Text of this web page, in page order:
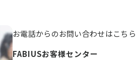
お電話からのお問い合わせはこちら
FABIUSお客様センター